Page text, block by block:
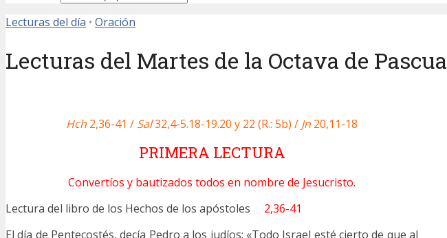
Lecturas del día • Oración
Lecturas del Martes de la Octava de Pascua
Hch 2,36-41 / Sal32,4-5.18-19.20 y 22 (R.: 5b) / Jn 20,11-18
PRIMERA LECTURA
Convertíos y bautizados todos en nombre de Jesucristo.
Lectura del libro de los Hechos de los apóstoles 2,36-41
El día de Pentecostés, decía Pedro a los judíos: «Todo Israel esté cierto de que al